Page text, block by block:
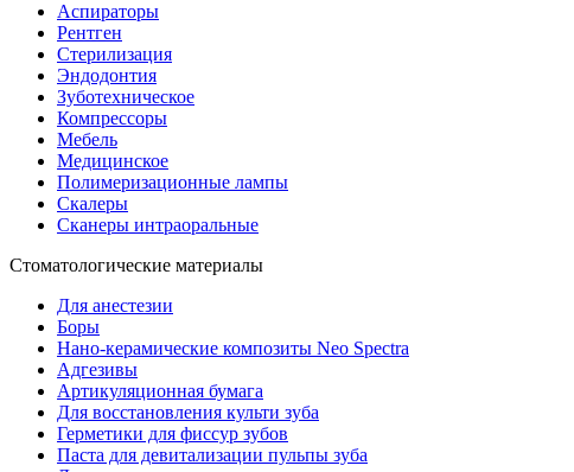
Аспираторы
Рентген
Стерилизация
Эндодонтия
Зуботехническое
Компрессоры
Мебель
Медицинское
Полимеризационные лампы
Скалеры
Сканеры интраоральные
Стоматологические материалы
Для анестезии
Боры
Нано-керамические композиты Neo Spectra
Адгезивы
Артикуляционная бумага
Для восстановления культи зуба
Герметики для фиссур зубов
Паста для девитализации пульпы зуба